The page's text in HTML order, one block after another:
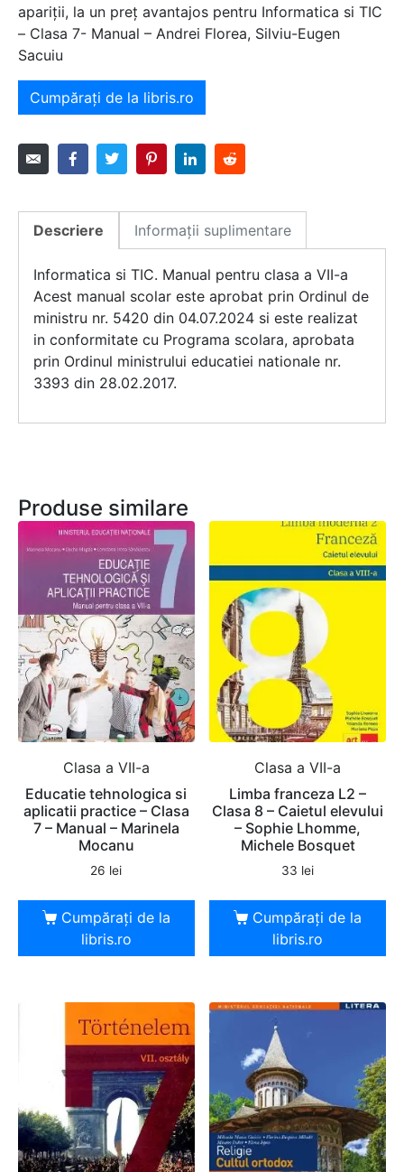
apariții, la un preț avantajos pentru Informatica si TIC
– Clasa 7- Manual – Andrei Florea, Silviu-Eugen
Sacuiu
Cumpărați de la libris.ro
Descriere Informații suplimentare
Informatica si TIC. Manual pentru clasa a VII-a
Acest manual scolar este aprobat prin Ordinul de
ministru nr. 5420 din 04.07.2024 si este realizat
in conformitate cu Programa scolara, aprobata
prin Ordinul ministrului educatiei nationale nr.
3393 din 28.02.2017.
Produse similare
Clasa a VII-a
Educatie tehnologica si
aplicatii practice – Clasa
7 – Manual – Marinela
Mocanu
26 lei
Cumpărați de la
libris.ro
Clasa a VII-a
Limba franceza L2 –
Clasa 8 – Caietul elevului
– Sophie Lhomme,
Michele Bosquet
33 lei
Cumpărați de la
libris.ro